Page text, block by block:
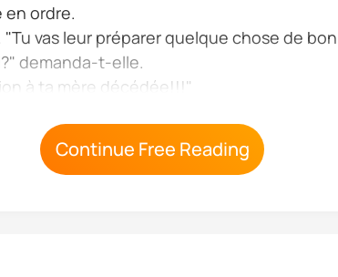
en ordre.
vas leur préparer quelque chose de
demanda-t-elle.
à ta mère décédée!!!"
Continue Free Reading